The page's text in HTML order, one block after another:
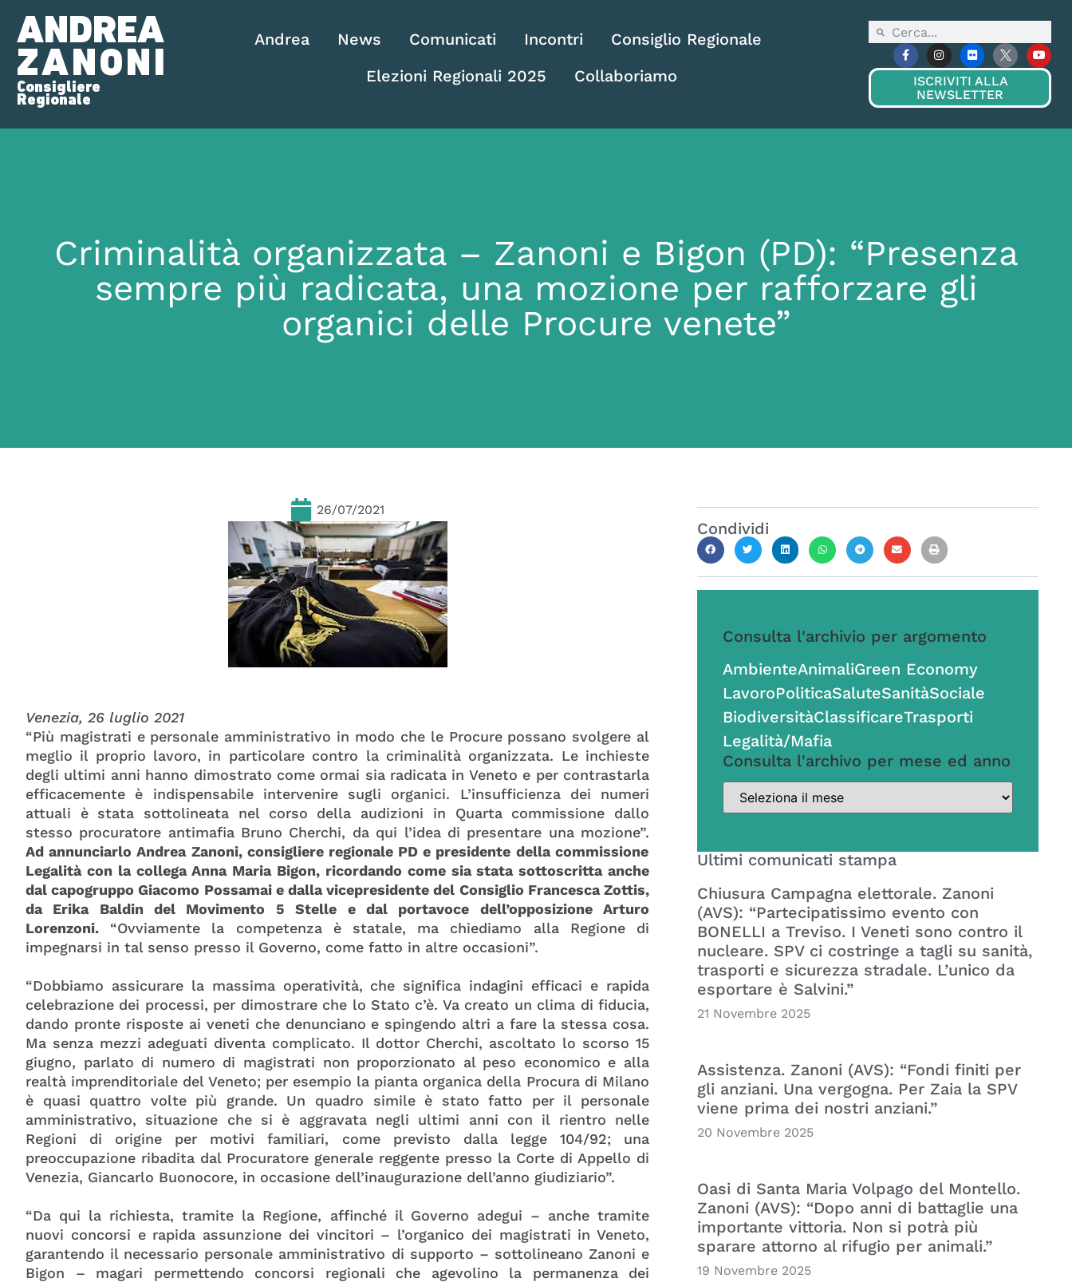
ANDREA
ZANONI
Consigliere
Regionale
Andrea News Comunicati Incontri
Consiglio Regionale
Elezioni Regionali 2025
Collaboriamo
ISCRIVITI ALLA
NEWSLETTER
Criminalità organizzata – Zanoni e Bigon (PD): “Presenza
sempre più radicata, una mozione per rafforzare gli
organici delle Procure venete”
26/07/2021
Venezia, 26 luglio 2021
“Più magistrati e personale amministrativo in modo che le Procure possano svolgere al
meglio il proprio lavoro, in particolare contro la criminalità organizzata. Le inchieste
degli ultimi anni hanno dimostrato come ormai sia radicata in Veneto e per contrastarla
efficacemente è indispensabile intervenire sugli organici. L’insufficienza dei numeri
attuali è stata sottolineata nel corso della audizioni in Quarta commissione dallo
stesso procuratore antimafia Bruno Cherchi, da qui l’idea di presentare una mozione”.
Ad annunciarlo Andrea Zanoni, consigliere regionale PD e presidente della commissione
Legalità con la collega Anna Maria Bigon, ricordando come sia stata sottoscritta anche
dal capogruppo Giacomo Possamai e dalla vicepresidente del Consiglio Francesca Zottis,
da Erika Baldin del Movimento 5 Stelle e dal portavoce dell’opposizione Arturo
Lorenzoni. “Ovviamente la competenza è statale, ma chiediamo alla Regione di
impegnarsi in tal senso presso il Governo, come fatto in altre occasioni”.
“Dobbiamo assicurare la massima operatività, che significa indagini efficaci e rapida
celebrazione dei processi, per dimostrare che lo Stato c’è. Va creato un clima di fiducia,
dando pronte risposte ai veneti che denunciano e spingendo altri a fare la stessa cosa.
Ma senza mezzi adeguati diventa complicato. Il dottor Cherchi, ascoltato lo scorso 15
giugno, parlato di numero di magistrati non proporzionato al peso economico e alla
realtà imprenditoriale del Veneto; per esempio la pianta organica della Procura di Milano
è quasi quattro volte più grande. Un quadro simile è stato fatto per il personale
amministrativo, situazione che si è aggravata negli ultimi anni con il rientro nelle
Regioni di origine per motivi familiari, come previsto dalla legge 104/92; una
preoccupazione ribadita dal Procuratore generale reggente presso la Corte di Appello di
Venezia, Giancarlo Buonocore, in occasione dell’inaugurazione dell’anno giudiziario”.
“Da qui la richiesta, tramite la Regione, affinché il Governo adegui – anche tramite
nuovi concorsi e rapida assunzione dei vincitori – l’organico dei magistrati in Veneto,
garantendo il necessario personale amministrativo di supporto – sottolineano Zanoni e
Bigon – magari permettendo concorsi regionali che agevolino la permanenza dei
Condividi
Consulta l'archivio per argomento
AmbienteAnimaliGreen Economy
LavoroPoliticaSaluteSanitàSociale
BiodiversitàClassificareTrasporti
Legalità/Mafia
Consulta l'archivo per mese ed anno
Ultimi comunicati stampa
Chiusura Campagna elettorale. Zanoni
(AVS): “Partecipatissimo evento con
BONELLI a Treviso. I Veneti sono contro il
nucleare. SPV ci costringe a tagli su sanità,
trasporti e sicurezza stradale. L’unico da
esportare è Salvini.”
21 Novembre 2025
Assistenza. Zanoni (AVS): “Fondi finiti per
gli anziani. Una vergogna. Per Zaia la SPV
viene prima dei nostri anziani.”
20 Novembre 2025
Oasi di Santa Maria Volpago del Montello.
Zanoni (AVS): “Dopo anni di battaglie una
importante vittoria. Non si potrà più
sparare attorno al rifugio per animali.”
19 Novembre 2025